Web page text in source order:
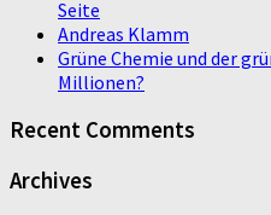
Seite
Andreas Klamm
Grüne Chemie und der
Millionen?
Recent Comments
Archives